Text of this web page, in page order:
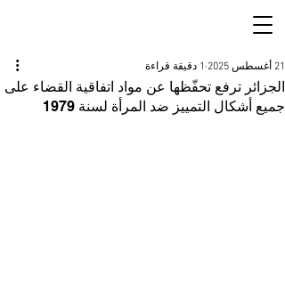
الجزائر ترفع تحفّظها عن مواد اتفاقية القضاء على
جميع أشكال التمييز ضد المرأة لسنة 1979
21 أغسطس 2025 1 دقيقة قراءة